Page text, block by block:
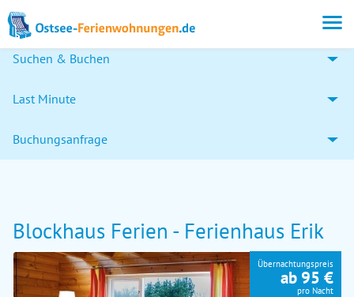
Suchen & Buchen
Last Minute
Buchungsanfrage
Blockhaus Ferien - Ferienhaus Erik
Übernachtungspreis
ab 95 €
pro Nacht